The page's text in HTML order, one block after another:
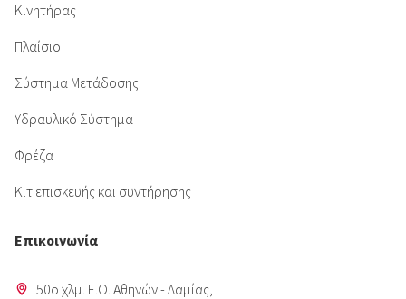
Κινητήρας
Πλαίσιο
Σύστημα Μετάδοσης
Υδραυλικό Σύστημα
Φρέζα
Κιτ επισκευής και συντήρησης
Επικοινωνία
50o χλμ. Ε.Ο. Αθηνών - Λαμίας,